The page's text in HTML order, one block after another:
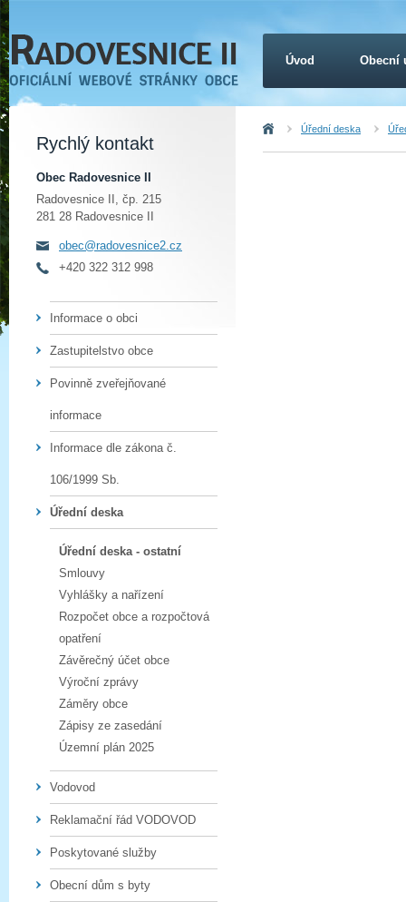
Úvod Úřední deska
Rychlý kontakt
Obec Radovesnice II
Radovesnice II, čp. 215
281 28 Radovesnice II
obec@radovesnice2.cz
+420 322 312 998
Informace o obci
Zastupitelstvo obce
Povinně zveřejňované
informace
Informace dle zákona č.
106/1999 Sb.
Úřední deska
Úřední deska - ostatní
Smlouvy
Vyhlášky a nařízení
Rozpočet obce a rozpočtová
opatření
Závěrečný účet obce
Výroční zprávy
Záměry obce
Zápisy ze zasedání
Územní plán 2025
Vodovod
Reklamační řád VODOVOD
Poskytované služby
Obecní dům s byty
Úvod Obecní